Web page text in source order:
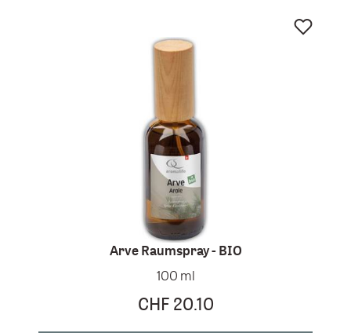
Arve Raumspray - BIO
100 ml
CHF 20.10